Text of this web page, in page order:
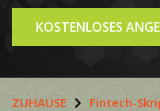
KOSTENLOSES
ZUHAUSE Fintech-